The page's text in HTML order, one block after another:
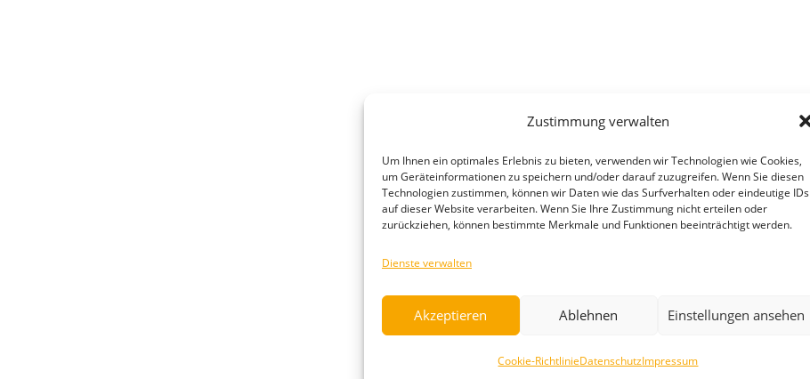
Zustimmung verwalten
Um Ihnen ein optimales Erlebnis zu bieten, verwenden wir Technologien wie Cookies,
um Geräteinformationen zu speichern und/oder darauf zuzugreifen. Wenn Sie diesen
Technologien zustimmen, können wir Daten wie das Surfverhalten oder eindeutige IDs
auf dieser Website verarbeiten. Wenn Sie Ihre Zustimmung nicht erteilen oder
zurückziehen, können bestimmte Merkmale und Funktionen beeinträchtigt werden.
Dienste verwalten
Akzeptieren Ablehnen Einstellungen ansehen
Cookie-RichtlinieDatenschutzImpressum